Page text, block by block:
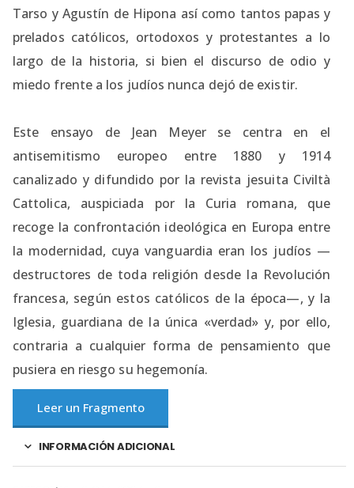
Tarso y Agustín de Hipona así como tantos papas y
prelados católicos, ortodoxos y protestantes a lo
largo de la historia, si bien el discurso de odio y
miedo frente a los judíos nunca dejó de existir.
Este ensayo de Jean Meyer se centra en el
antisemitismo europeo entre 1880 y 1914
canalizado y difundido por la revista jesuita Civiltà
Cattolica, auspiciada por la Curia romana, que
recoge la confrontación ideológica en Europa entre
la modernidad, cuya vanguardia eran los judíos —
destructores de toda religión desde la Revolución
francesa, según estos católicos de la época—, y la
Iglesia, guardiana de la única «verdad» y, por ello,
contraria a cualquier forma de pensamiento que
pusiera en riesgo su hegemonía.
Leer un Fragmento
INFORMACIÓN ADICIONAL